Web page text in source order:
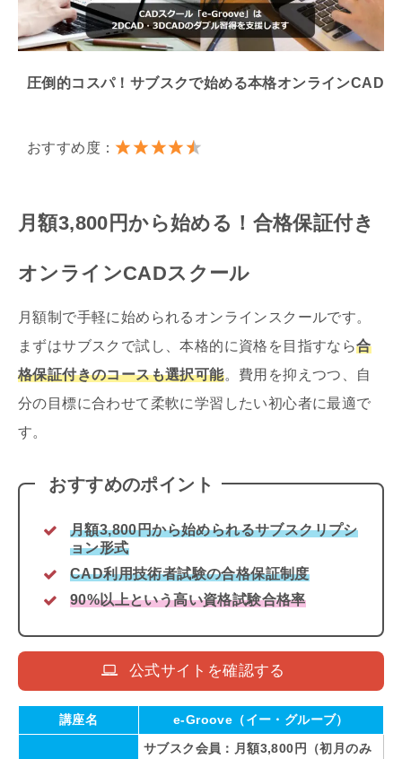
圧倒的コスパ！サブスクで始める本格オンラインCAD
おすすめ度：
月額3,800円から始める！合格保証付き
オンラインCADスクール
月額制で手軽に始められるオンラインスクールです。
まずはサブスクで試し、本格的に資格を目指すなら合
格保証付きのコースも選択可能。費用を抑えつつ、自
分の目標に合わせて柔軟に学習したい初心者に最適で
す。
おすすめのポイント
月額3,800円から始められるサブスクリプシ
ョン形式
CAD利用技術者試験の合格保証制度
90%以上という高い資格試験合格率
公式サイトを確認する
講座名 e-Groove（イー・グルーブ）
サブスク会員：月額3,800円（初月のみ